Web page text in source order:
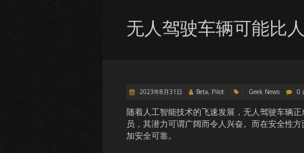
无人驾驶车辆可能比
2023年8月31日 Beta, Pilot Geek News 0
随着人工智能技术的飞速发展，无人驾驶车辆
员，其潜力可谓广阔而令人兴奋。而在安全性
加安全可靠。